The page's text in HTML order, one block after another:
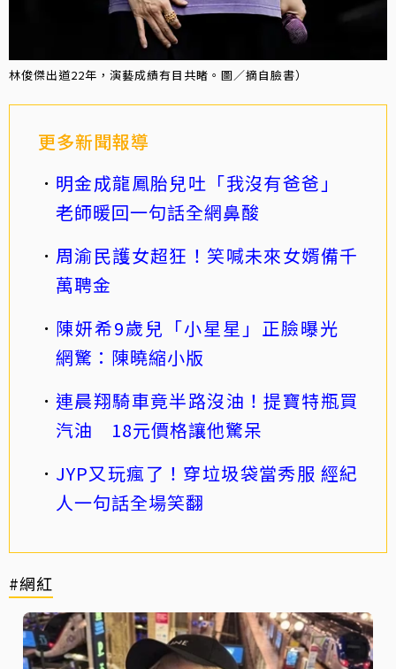
林俊傑出道22年，演藝成績有目共睹。圖／摘自臉書）
更多新聞報導
明金成龍鳳胎兒吐「我沒有爸爸」
老師暖回一句話全網鼻酸
周渝民護女超狂！笑喊未來女婿備千
萬聘金
陳妍希9歲兒「小星星」正臉曝光
網驚：陳曉縮小版
連晨翔騎車竟半路沒油！提寶特瓶買
汽油 18元價格讓他驚呆
JYP又玩瘋了！穿垃圾袋當秀服 經紀
人一句話全場笑翻
#網紅